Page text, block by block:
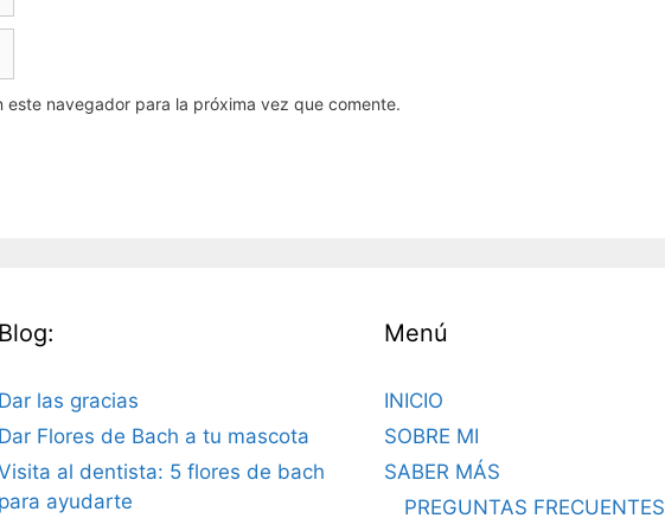
navegador para la próxima vez que comente.
Blog:
Dar las gracias
Dar Flores de Bach a tu mascota
al dentista: 5 flores de bach
para ayudarte
Menú
INICIO
SOBRE MI
SABER MÁS
PREGUNTAS FRECUENTES